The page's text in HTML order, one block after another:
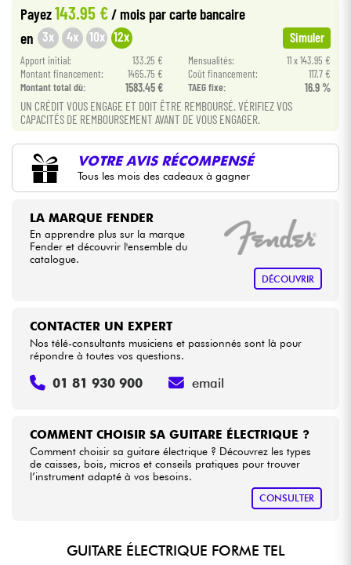
Câbles & Access.
HiFi
Packs
• Star'SMusic
Payez143.95 €/ mois par carte bancaire
en 3x 4x 10x 12x Simuler
Apport initial: 133.25 € Mensualités:
11 x 143.95 €
Montant financement:
1465.75 € Coût financement:
117.7 €
Montant total dù:
1583.45 € TAEG fixe: 16.9 %
UN CRÉDIT VOUS ENGAGE ET DOIT ÊTRE REMBOURSÉ. VÉRIFIEZ VOS
CAPACITÉS DE REMBOURSEMENT AVANT DE VOUS ENGAGER.
VOTRE AVIS RÉCOMPENSÉ
Tous les mois des cadeaux à gagner
LA MARQUE FENDER
En apprendre plus sur la marque
Fender et découvrir l'ensemble du
catalogue.
DÉCOUVRIR
COMMENT CHOISIR SA GUITARE ÉLECTRIQUE ?
Comment choisir sa guitare électrique ? Découvrez les types
de caisses, bois, micros et conseils pratiques pour trouver
l’instrument adapté à vos besoins.
CONSULTER
CONTACTER UN EXPERT
Nos télé-consultants musiciens et passionnés sont là pour
répondre à toutes vos questions.
01 81 930 900 email
GUITARE ÉLECTRIQUE FORME TEL